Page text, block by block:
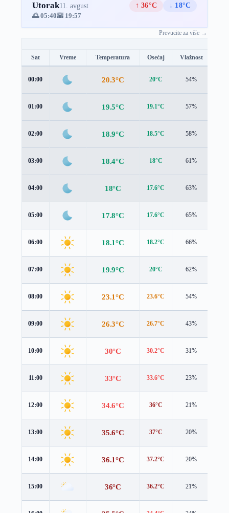
Utorak11. avgust ↑ 36°C
↓ 18°C
🌅 05:40🌇 19:57
Prevucite za više →
Sat Vreme Temperatura Osećaj Vlažnost
00:00 20.3°C 20°C 54%
01:00 19.5°C 19.1°C 57%
02:00 18.9°C 18.5°C 58%
03:00 18.4°C 18°C 61%
04:00 18°C 17.6°C 63%
05:00 17.8°C 17.6°C 65%
06:00 18.1°C 18.2°C 66%
07:00 19.9°C 20°C 62%
08:00 23.1°C 23.6°C 54%
09:00 26.3°C 26.7°C 43%
10:00 30°C 30.2°C 31%
11:00 33°C 33.6°C 23%
12:00 34.6°C 36°C 21%
13:00 35.6°C 37°C 20%
14:00 36.1°C 37.2°C 20%
15:00 36°C 36.2°C 21%